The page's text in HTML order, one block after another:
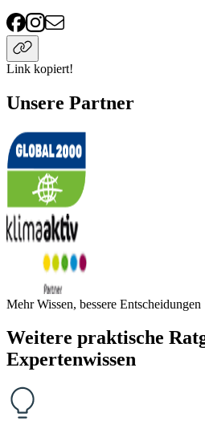
Link kopiert!
Unsere Partner
Mehr Wissen, bessere Entscheidungen
Weitere praktische
Expertenwissen